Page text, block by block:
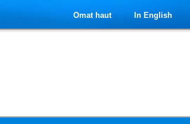
Omat haut In English